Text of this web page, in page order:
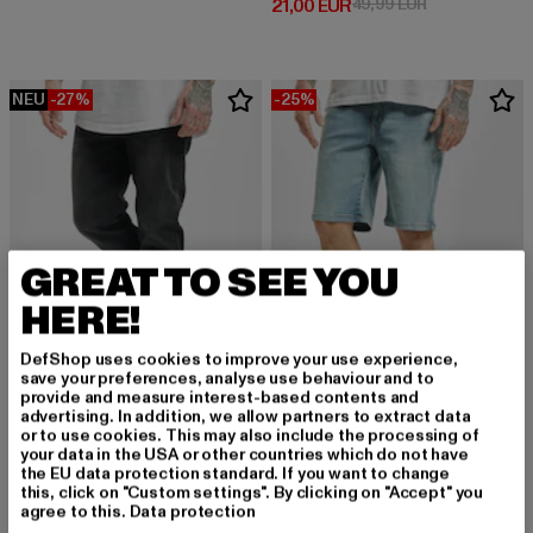
21,00 EUR
NEU -27%
URBAN CLASSICS
Stretch Denim
32,84 EUR
Derzeitiger Preis: 32,84 EUR
44,99 EURAktionspreis: 44,99 EUR
-25%
URBAN CLASSICS
Relaxed Fit Jean
29,99 EUR
Derzeitiger Preis: 29,99 EUR
39,99 EURAktionspreis:
GREAT TO SEE YOU
HERE!
DefShop uses cookies to improve your use experience,
save your preferences, analyse use behaviour and to
provide and measure interest-based contents and
advertising. In addition, we allow partners to extract data
or to use cookies. This may also include the processing of
your data in the USA or other countries which do not have
the EU data protection standard. If you want to change
this, click on "Custom settings". By clicking on "Accept" you
agree to this. Data protection